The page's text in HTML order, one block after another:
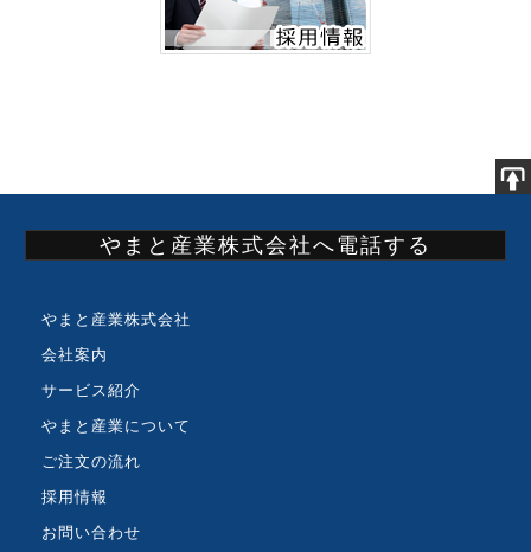
やまと産業株式会社へ電話する
やまと産業株式会社
会社案内
サービス紹介
やまと産業について
ご注文の流れ
採用情報
お問い合わせ